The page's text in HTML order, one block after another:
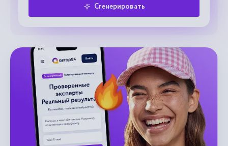
Сгенерировать